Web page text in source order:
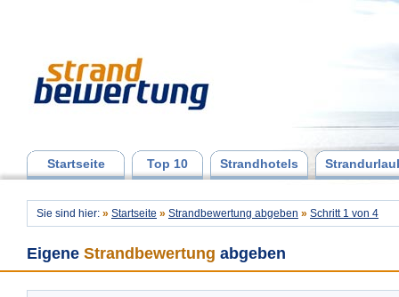
Startseite Top 10 Strandhotels
Sie sind hier: » Startseite » Strandbewertung abgeben » Schritt 1 von 4
Eigene Strandbewertung abgeben